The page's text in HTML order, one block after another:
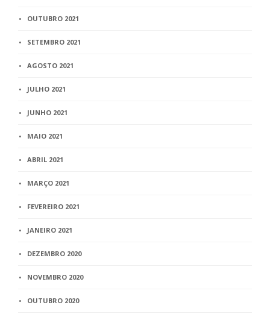
OUTUBRO 2021
SETEMBRO 2021
AGOSTO 2021
JULHO 2021
JUNHO 2021
MAIO 2021
ABRIL 2021
MARÇO 2021
FEVEREIRO 2021
JANEIRO 2021
DEZEMBRO 2020
NOVEMBRO 2020
OUTUBRO 2020